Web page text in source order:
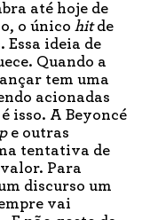
até hoje de
o único hitde
Essa ideia de
Quando a
tem uma
acionadas
isso. A Beyoncé
e outras
tentativa de
Para
discurso um
vai